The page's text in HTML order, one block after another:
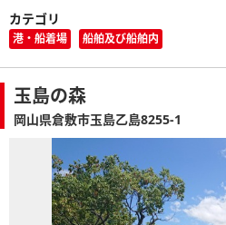
カテゴリ
港・船着場 船舶及び船舶内
玉島の森
岡山県倉敷市玉島乙島8255-1